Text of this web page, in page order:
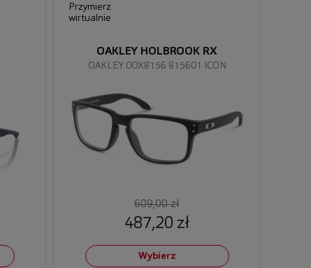
Przymierz
wirtualnie
OAKLEY 0OX8156 815601 ICON
OAKLEY HOLBROOK RX
609,00 zł
487,20 zł
Wybierz